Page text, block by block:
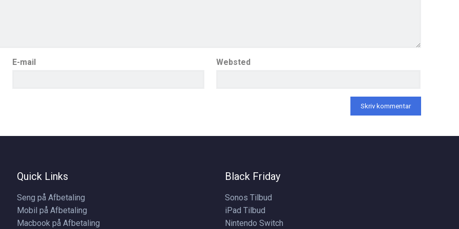
E-mail Websted
Quick Links
Seng på Afbetaling
Mobil på Afbetaling
Macbook på Afbetaling
Black Friday
Sonos Tilbud
iPad Tilbud
Nintendo Switch